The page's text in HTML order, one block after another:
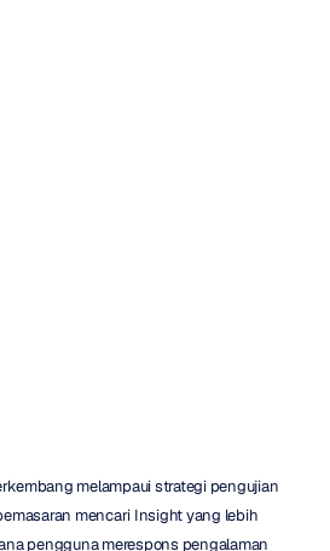
melampaui strategi pengujian
mencari Insight yang lebih
pengguna merespons pengalaman